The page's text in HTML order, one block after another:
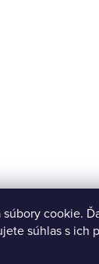
cookie.
súhlas s ich